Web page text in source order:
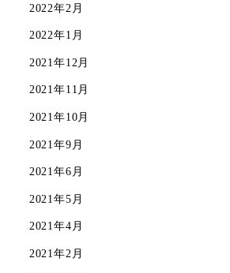
2022年2月
2022年1月
2021年12月
2021年11月
2021年10月
2021年9月
2021年6月
2021年5月
2021年4月
2021年2月